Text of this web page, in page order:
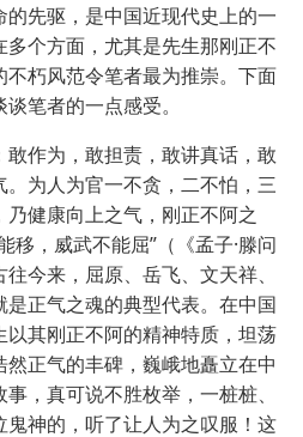
先驱，是中国近现代史上的一
个方面，尤其是先生那刚正不
朽风范令笔者最为推崇。下面
笔者的一点感受。
作为，敢担责，敢讲真话，敢
为人为官一不贪，二不怕，三
健康向上之气，刚正不阿之
移，威武不能屈”（《孟子·滕问
今来，屈原、岳飞、文天祥、
正气之魂的典型代表。在中国
其刚正不阿的精神特质，坦荡
正气的丰碑，巍峨地矗立在中
，真可说不胜枚举，一桩桩、
神的，听了让人为之叹服！这